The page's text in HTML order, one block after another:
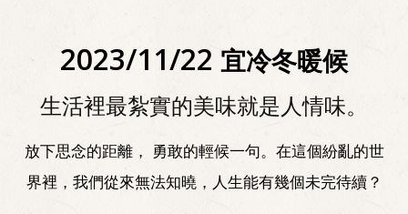
2023/11/22 宜冷冬暖候
生活裡最紮實的美味就是人情味。
放下思念的距離， 勇敢的輕候一句。在這個紛亂的世
界裡，我們從來無法知曉，人生能有幾個未完待續？